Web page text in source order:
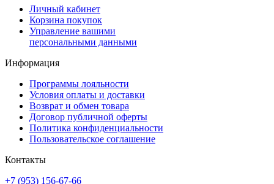
Личный кабинет
Корзина покупок
Управление вашими
персональными данными
Информация
Программы лояльности
Условия оплаты и доставки
Возврат и обмен товара
Договор публичной оферты
Политика конфиденциальности
Пользовательское соглашение
Контакты
+7 (953) 156-67-66